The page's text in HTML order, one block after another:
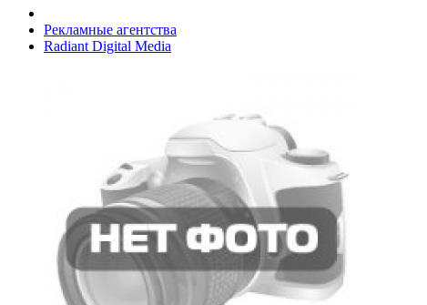
Рекламные агентства
Radiant Digital Media